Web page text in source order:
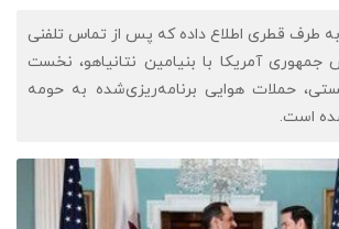
به طرف قطری اطلاع داده که پس از تماس تلفنی
جمهوری آمریکا با بنیامین نتانیاهو، نخست
حملات هوایی برنامه‌ریزی‌شده به حومه
است.